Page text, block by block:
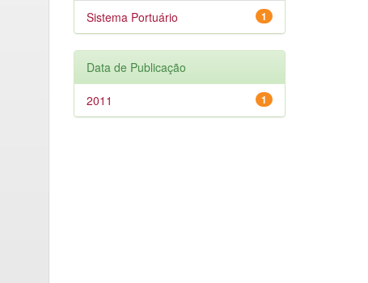
1
Sistema Portuário
Data de Publicação
1
2011